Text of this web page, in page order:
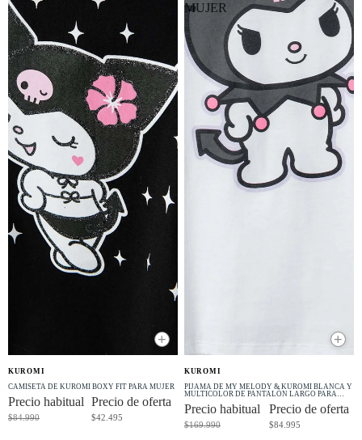
-50% OFF
+
KUROMI
CAMISETA DE KUROMI BOXY FIT PARA MUJER
Precio de oferta
$42.495
Precio habitual
$84.990
MUJER
-50% OFF
+
KUROMI
PIJAMA DE MY MELODY & KUROMI BLANCA Y
MULTICOLOR DE PANTALÓN LARGO PARA
Precio de oferta
$84.995
Precio habitual
$169.990